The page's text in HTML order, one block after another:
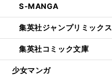
S-MANGA
集英社ジャンプリミックス
集英社コミック文庫
少女マンガ